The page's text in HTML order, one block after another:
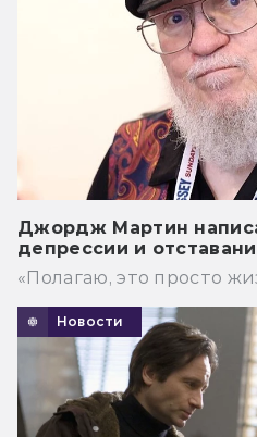
Джордж Мартин
депрессии и
«Полагаю, это просто
Новости